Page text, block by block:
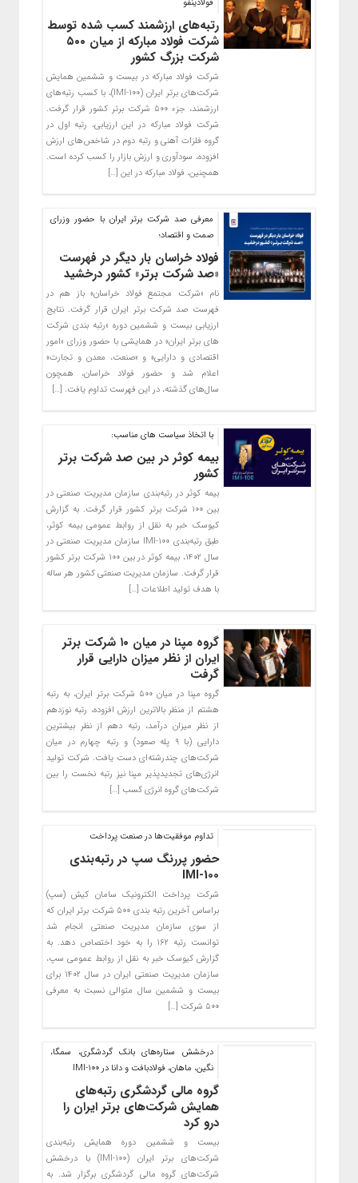
فولادینفو
رتبه‌های ارزشمند کسب شده توسط
شرکت فولاد مبارکه از میان ۵۰۰
شرکت بزرگ کشور
شرکت فولاد مبارکه در بیست و ششمین همایش
شرکت‌های برتر ایران (IMI-100)، با کسب رتبه‌های
ارزشمند، جزء ۵۰۰ شرکت برتر کشور قرار گرفت.
شرکت فولاد مبارکه در این ارزیابی، رتبه اول در
گروه فلزات آهنی و رتبه دوم در شاخص‌های ارزش
افزوده، سودآوری و ارزش بازار را کسب کرده است.
همچنین، فولاد مبارکه در این […]
معرفی صد شرکت برتر ایران با حضور وزرای
صمت و اقتصاد؛
فولاد خراسان بار دیگر در فهرست
«صد شرکت برتر» کشور درخشید
نام «شرکت مجتمع فولاد خراسان» باز هم در
فهرست صد شرکت برتر ایران قرار گرفت. نتایج
ارزیابی بیست و ششمین دوره «رتبه بندی شرکت
های برتر ایران» در همایشی با حضور وزرای «امور
اقتصادی و دارایی» و «صنعت، معدن و تجارت»
اعلام شد و حضور فولاد خراسان، همچون
سال‌های گذشته، در این فهرست تداوم یافت. […]
با اتخاذ سیاست ‌های مناسب:
بیمه کوثر در بین صد شرکت برتر
کشور
بیمه کوثر در رتبه‌بندی سازمان مدیریت صنعتی در
بین ۱۰۰ شرکت برتر کشور قرار گرفت. به گزارش
کیوسک خبر به نقل از روابط‌ عمومی بیمه کوثر،
طبق رتبه‌بندی IMI-100 سازمان مدیریت صنعتی در
سال ۱۴۰۲، بیمه کوثر در بین ۱۰۰ شرکت برتر کشور
قرار گرفت. سازمان مدیریت صنعتی کشور هر ساله
با هدف تولید اطلاعات […]
گروه مپنا در میان ۱۰ شرکت برتر
ایران از نظر میزان دارایی قرار
گرفت
گروه مپنا در میان ۵۰۰ شرکت برتر ایران، به رتبه
هشتم از منظر بالاترین ارزش افزوده، رتبه نوزدهم
از نظر میزان درآمد، رتبه دهم از نظر بیشترین
دارایی (با ۹ پله صعود) و رتبه چهارم در میان
شرکت‌های چندرشته‌ای دست یافت. شرکت تولید
انرژی‌های تجدیدپذیر مپنا نیز رتبه نخست را بین
شرکت‌های گروه انرژی کسب […]
تداوم موفقیت‌ها در صنعت پرداخت
حضور پررنگ سپ در رتبه‌بندی
IMI-100
شرکت پرداخت الکترونیک سامان کیش (سپ)
براساس آخرین رتبه بندی ۵۰۰ شرکت برتر ایران که
از سوی سازمان مدیریت صنعتی انجام شد
توانست رتبه ۱۶۲ را به خود اختصاص دهد. به
گزارش کیوسک خبر به نقل از روابط عمومی سپ،
سازمان مدیریت صنعتی ایران در سال ۱۴۰۲ برای
بیست و ششمین سال متوالی نسبت به معرفی
۵۰۰ شرکت […]
درخشش ستاره‌های بانک گردشگری، سمگا،
نگین، ماهان، فولادبافت و دانا در IMI-100
گروه مالی گردشگری رتبه‌های
همایش شرکت‌های برتر ایران را
درو کرد
بیست و ششمین دوره همایش رتبه‌بندی
شرکت‌های برتر ایران (IMI-100) ‌با درخشش
شرکت‌های گروه مالی گردشگری برگزار شد. به